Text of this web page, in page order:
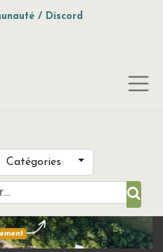
/ Discord
Catégories